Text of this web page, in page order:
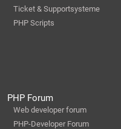
Ticket & Supportsysteme
PHP Scripts
PHP Forum
Web developer forum
PHP-Developer Forum